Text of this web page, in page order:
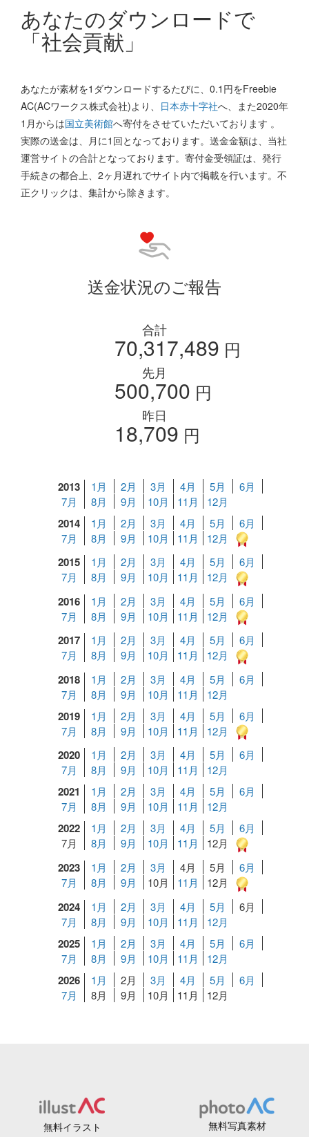
あなたのダウンロードで
「社会貢献」
あなたが素材を1ダウンロードするたびに、0.1円をFreebie
AC(ACワークス株式会社)より、 日本赤十字社へ、また2020年
1月からは国立美術館へ寄付をさせていただいております 。
実際の送金は、月に1回となっております。送金金額は、当社
運営サイトの合計となっております。寄付金受領証は、発行
手続きの都合上、2ヶ月遅れでサイト内で掲載を行います。不
正クリックは、集計から除きます。
送金状況のご報告
合計
70,317,489 円
先月
500,700 円
昨日
18,709 円
2013 1月 2月 3月 4月 5月
6月
7月
8月 9月 10月 11月 12月
2014 1月 2月 3月 4月 5月
6月
7月
8月 9月 10月 11月 12月
2015 1月 2月 3月 4月 5月
6月
7月
8月 9月 10月 11月 12月
2016 1月 2月 3月 4月 5月
6月
7月
8月 9月 10月 11月 12月
2017 1月 2月 3月 4月 5月
6月
7月
8月 9月 10月 11月 12月
2018 1月 2月 3月 4月 5月
6月
7月
8月 9月 10月 11月 12月
2019 1月 2月 3月 4月 5月
6月
7月
8月 9月 10月 11月 12月
2020 1月 2月 3月 4月 5月
6月
7月
8月 9月 10月 11月 12月
2021 1月 2月 3月 4月 5月
6月
7月
8月 9月 10月 11月 12月
2022 1月 2月 3月 4月 5月
6月
7月
8月 9月 10月 11月 12月
2023 1月 2月 3月 4月 5月
6月
7月
8月 9月 10月 11月 12月
2024 1月 2月 3月 4月 5月
6月
7月
8月 9月 10月 11月 12月
2025 1月 2月 3月 4月 5月
6月
7月
8月 9月 10月 11月 12月
2026 1月 2月 3月 4月 5月
6月
7月
8月 9月 10月 11月 12月
無料イラスト 無料写真素材